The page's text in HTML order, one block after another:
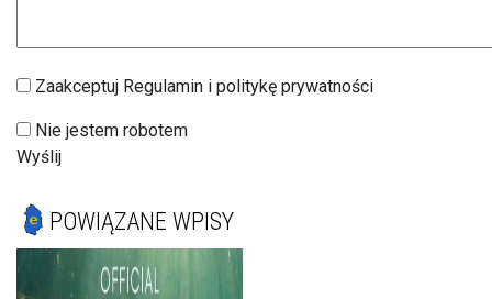
Zaakceptuj Regulamin i politykę prywatności
Nie jestem robotem
Wyślij
POWIĄZANE WPISY